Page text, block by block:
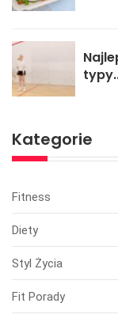
Kategorie
Fitness
Diety
Styl Życia
Fit Porady